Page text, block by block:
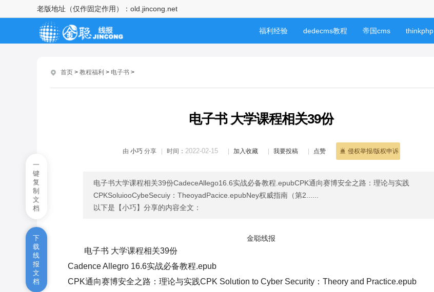
老版地址（仅作固定作用）： old.jincong.net
福利经验 dedecms教程 帝国cms thinkphp
首页 > 教程福利 > 电子书 >
电子书 大学课程相关39份
由 小巧分享 时间： 2022-02-15 加入收藏 我要投稿 点赞 侵权举报/版权申诉
电子书大学课程相关39份CadeceAllego16.6实战必备教程.epubCPK通向赛博安全之路：理论与实践
CPKSoluiooCybeSecuiy：TheoyadPacice.epubNey权威指南（第2......
以下是【小巧】分享的内容全文：
金聪线报
电子书 大学课程相关39份
Cadence Allegro 16.6实战必备教程.epub
CPK通向赛博安全之路：理论与实践CPK Solution to Cyber Security：Theory and Practice.epub
TIME-HARMONIC
ELECTROMAGNETIC FIELDS
时谐电磁场经典教材
电子书 智能硬件—物联网相关
43份
电子书 考试认证相关9份
电子书 游戏开发相关17份
TIME-HARMONIC
时谐电磁场经典教材
一
键
复
制
文
档
下
载
线
报
文
档